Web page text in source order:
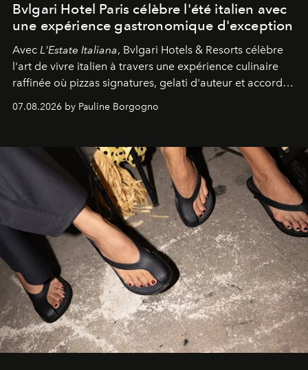
Bvlgari Hotel Paris célèbre l'été italien avec
une expérience gastronomique d'exception
Avec L'Estate Italiana, Bvlgari Hotels & Resorts célèbre
l'art de vivre italien à travers une expérience culinaire
raffinée où pizzas signatures, gelati d'auteur et accords
d'exception composent un véritable voyage sensoriel.
07.08.2026 by Pauline Borgogno